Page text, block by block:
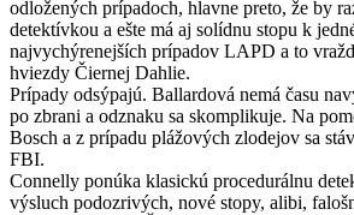
odložených prípadoch, hlavne preto, že by
detektívkou a ešte má aj solídnu stopu k
najvychýrenejších prípadov LAPD a to
hviezdy Čiernej Dahlie.
Prípady odsýpajú. Ballardová nemá času
po zbrani a odznaku sa skomplikuje. Na
Bosch a z prípadu plážových zlodejov sa
FBI.
Connelly ponúka klasickú procedurálnu
výsluch podozrivých, nové stopy, alibi,